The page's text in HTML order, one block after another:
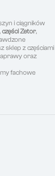
i ciągników
części Zetor,
sklep z częściami
oraz
fachowe